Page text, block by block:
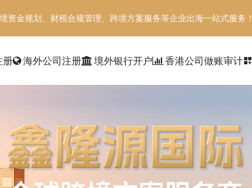
金规划、财税合规管理、跨境方案服务等企业出海一站式服务！
册 海外公司注册 境外银行开户 香港公司做账审计dashboard_customize